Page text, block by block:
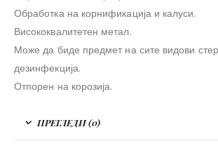
Обработка на корнификација и калуси.
Висококвалитетен метал.
Може да биде предмет на сите видови
дезинфекција.
Отпорен на корозија.
ПРЕГЛЕДИ (0)